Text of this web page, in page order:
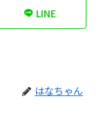
LINE
はなちゃん